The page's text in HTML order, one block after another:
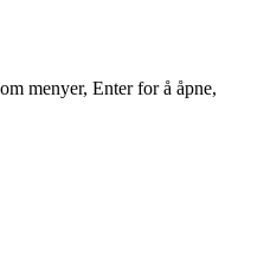
menyer, Enter for å åpne,